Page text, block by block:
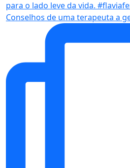
Conselhos de uma terapeuta a